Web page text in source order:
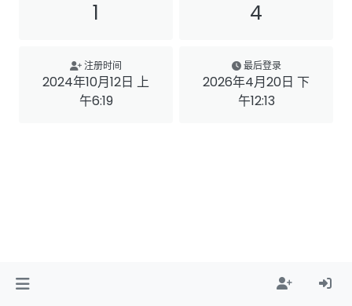
1 4
注册时间
2024年10月12日 上
午6:19
最后登录
2026年4月20日 下
午12:13